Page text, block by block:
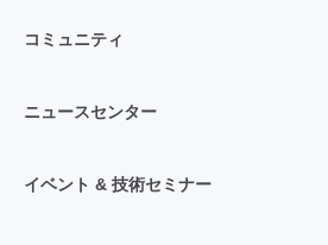
コミュニティ
ニュースセンター
イベント & 技術セミナー